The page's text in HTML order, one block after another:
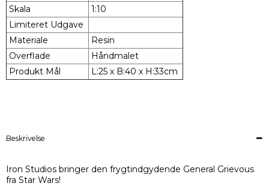
Skala
1:10
Limiteret Udgave
Materiale
Resin
Overflade
Håndmalet
Produkt Mål
L:25 x B:40 x H:33cm
Beskrivelse
Iron Studios bringer den frygtindgydende General Grievous
fra Star Wars!